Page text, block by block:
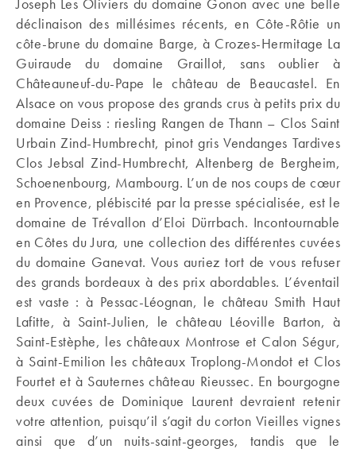
déclinaison des millésimes récents, en Côte-Rôtie un
côte-brune du domaine Barge, à Crozes-Hermitage La
Guiraude du domaine Graillot, sans oublier à
Châteauneuf-du-Pape le château de Beaucastel. En
Alsace on vous propose des grands crus à petits prix du
domaine Deiss : riesling Rangen de Thann – Clos Saint
Urbain Zind-Humbrecht, pinot gris Vendanges Tardives
Clos Jebsal Zind-Humbrecht, Altenberg de Bergheim,
Schoenenbourg, Mambourg. L’un de nos coups de cœur
en Provence, plébiscité par la presse spécialisée, est le
domaine de Trévallon d’Eloi Dürrbach. Incontournable
en Côtes du Jura, une collection des différentes cuvées
du domaine Ganevat. Vous auriez tort de vous refuser
des grands bordeaux à des prix abordables. L’éventail
est vaste : à Pessac-Léognan, le château Smith Haut
Lafitte, à Saint-Julien, le château Léoville Barton, à
Saint-Estèphe, les châteaux Montrose et Calon Ségur,
à Saint-Emilion les châteaux Troplong-Mondot et Clos
Fourtet et à Sauternes château Rieussec. En bourgogne
deux cuvées de Dominique Laurent devraient retenir
votre attention, puisqu’il s’agit du corton Vieilles vignes
ainsi que d’un nuits-saint-georges, tandis que le